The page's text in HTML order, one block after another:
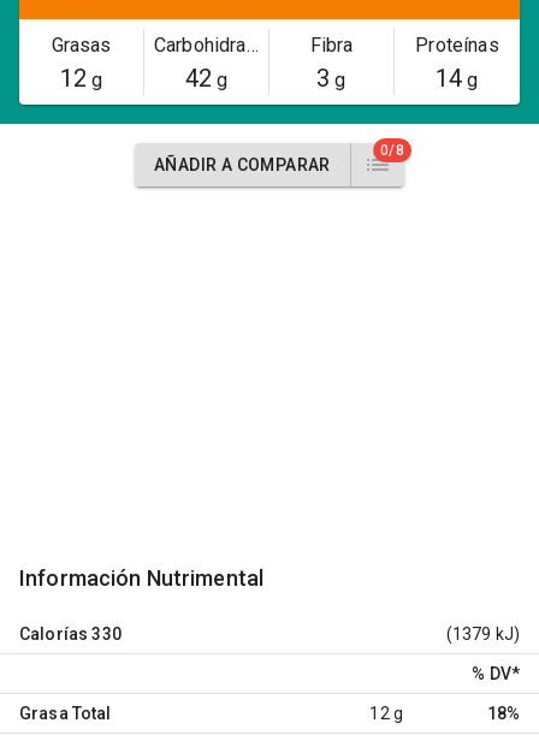
Grasas
12 g
Carbohidratos
42 g
Fibra
3 g
Proteínas
14 g
AÑADIR A COMPARAR
0/8
Información Nutrimental
Calorías 330 (1379 kJ)
% DV*
Grasa Total 12 g 18%